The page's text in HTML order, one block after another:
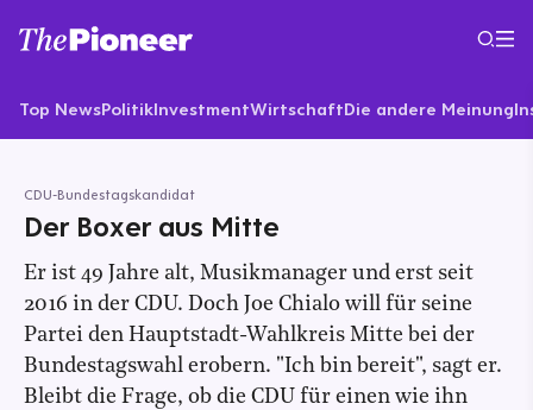
Top NewsPolitikInvestmentWirtschaftDie andere Meinung
CDU-Bundestagskandidat
Der Boxer aus Mitte
Er ist 49 Jahre alt, Musikmanager und erst seit
2016 in der CDU. Doch Joe Chialo will für seine
Partei den Hauptstadt-Wahlkreis Mitte bei der
Bundestagswahl erobern. "Ich bin bereit", sagt er.
Bleibt die Frage, ob die CDU für einen wie ihn